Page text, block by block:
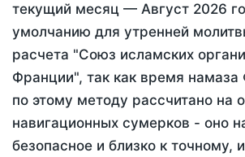
текущий месяц — Август 2026
умолчанию для утренней
расчета "Союз исламских
Франции", так как время
по этому методу рассчитано на
навигационных сумерков - оно
безопасное и близко к точному,